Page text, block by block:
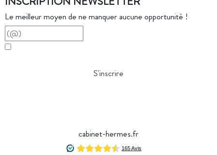
Le meilleur moyen de ne manquer aucune opportunité !
S'inscrire
cabinet-hermes.fr